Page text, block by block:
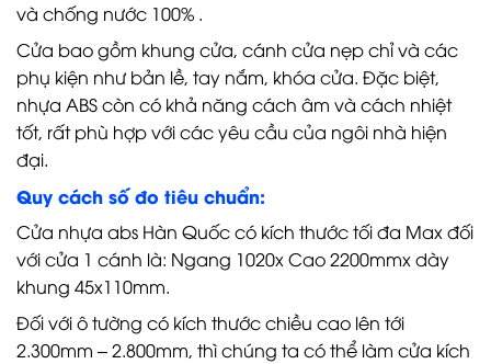
và chống nước 100% .
Cửa bao gồm khung cửa, cánh cửa nẹp chỉ và các
phụ kiện như bản lề, tay nắm, khóa cửa. Đặc biệt,
nhựa ABS còn có khả năng cách âm và cách nhiệt
tốt, rất phù hợp với các yêu cầu của ngôi nhà hiện
đại.
Quy cách số đo tiêu chuẩn:
Cửa nhựa abs Hàn Quốc có kích thước tối đa Max đối
với cửa 1 cánh là: Ngang 1020x Cao 2200mmx dày
khung 45x110mm.
Đối với ô tường có kích thước chiều cao lên tới
2.300mm – 2.800mm, thì chúng ta có thể làm cửa kích